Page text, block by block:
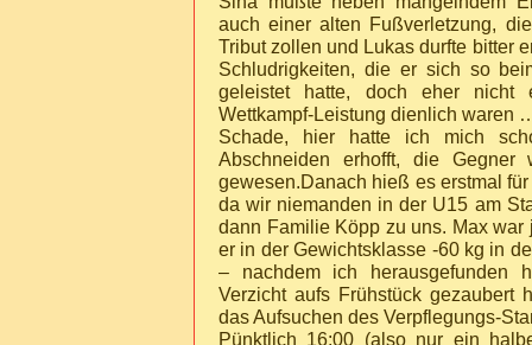
auch einer alten Fußverletzung,
Tribut zollen und Lukas durfte bitter
Schludrigkeiten, die er sich so
geleistet hatte, doch eher nicht
Wettkampf-Leistung dienlich waren
Schade, hier hatte ich mich
Abschneiden erhofft, die Gegner
gewesen.Danach hieß es erstmal
da wir niemanden in der U15 am
dann Familie Köpp zu uns. Max
er in der Gewichtsklasse -60 kg in
– nachdem ich herausgefunden
Verzicht aufs Frühstück gezaubert
das Aufsuchen des Verpflegungs-
Pünktlich 16:00 (also nur ein